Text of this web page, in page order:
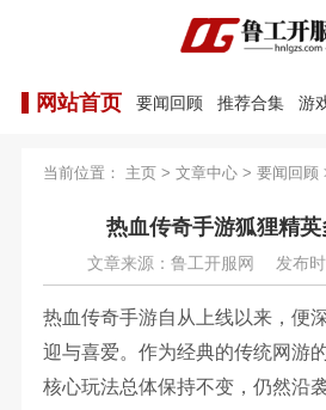
网站首页 要闻回顾 推荐合集 游
当前位置： 主页> 文章中心> 要闻回顾
热血传奇手游狐狸精
文章来源：鲁工开服网 发布
热血传奇手游自从上线以来，便
迎与喜爱。作为经典的传统网游
核心玩法总体保持不变，仍然沿